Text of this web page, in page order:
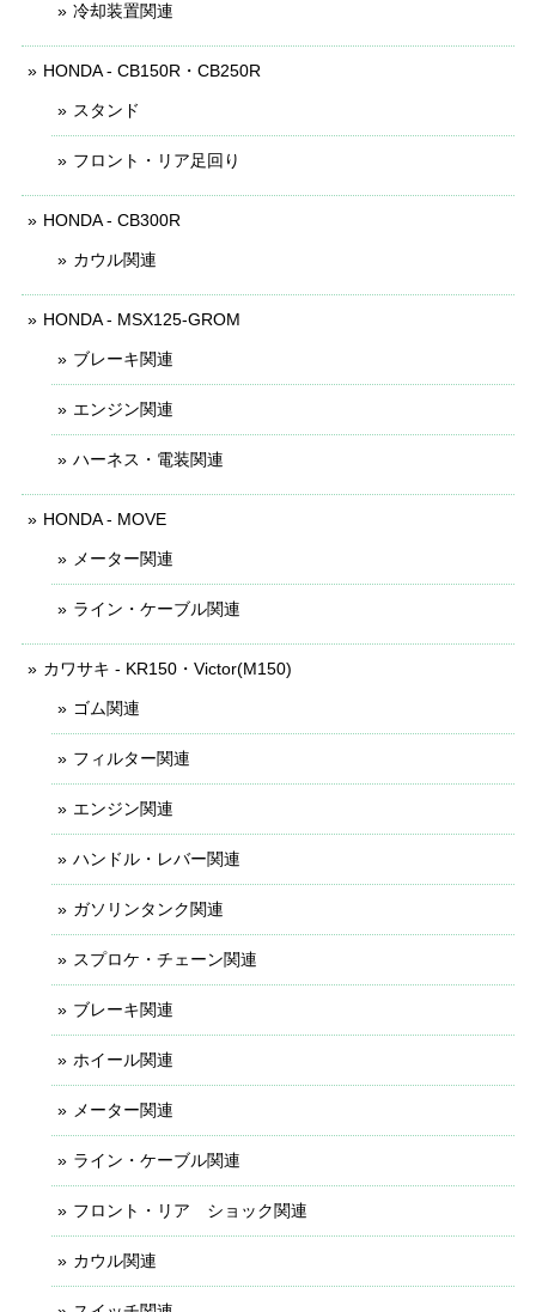
冷却装置関連
HONDA - CB150R・CB250R
スタンド
フロント・リア足回り
HONDA - CB300R
カウル関連
HONDA - MSX125-GROM
ブレーキ関連
エンジン関連
ハーネス・電装関連
HONDA - MOVE
メーター関連
ライン・ケーブル関連
カワサキ - KR150・Victor(M150)
ゴム関連
フィルター関連
エンジン関連
ハンドル・レバー関連
ガソリンタンク関連
スプロケ・チェーン関連
ブレーキ関連
ホイール関連
メーター関連
ライン・ケーブル関連
フロント・リア ショック関連
カウル関連